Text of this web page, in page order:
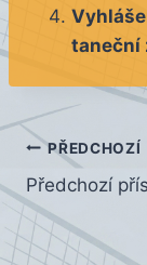
taneční
pro
PŘEDCHOZÍ
Předchozí